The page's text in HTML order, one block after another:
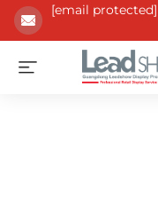
[email protected]